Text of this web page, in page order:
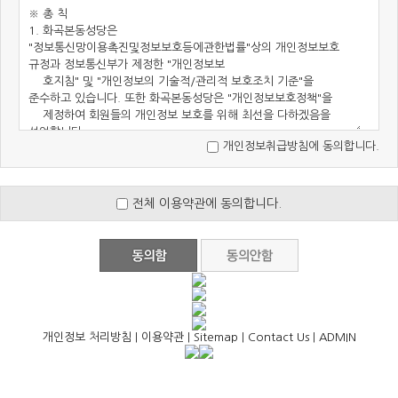
개인정보취급방침에 동의합니다.
전체 이용약관에 동의합니다.
개인정보 처리방침 이용약관| Sitemap Contact Us| ADMIN